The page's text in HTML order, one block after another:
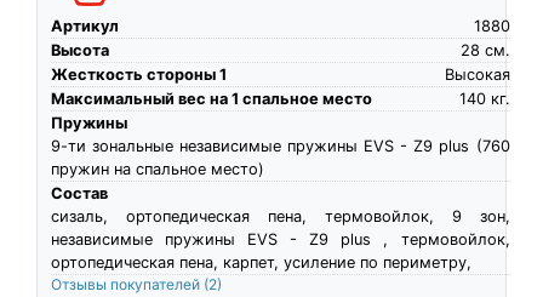
Артикул
1880
Высота
см.
28
Жесткость стороны 1
Высокая
Максимальный вес на 1 спальное место
кг.
140
Пружины
9-ти зональные независимые пружины EVS - Z9 plus (760
пружин на спальное место)
Состав
сизаль, ортопедическая пена, термовойлок, 9 зон,
независимые пружины EVS - Z9 plus , термовойлок,
ортопедическая пена, карпет, усиление по периметру,
Отзывы покупателей (2)